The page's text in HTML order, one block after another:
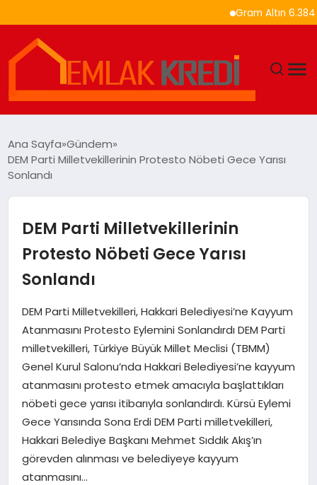
Gram Altın 6.384
EKONOMI
MAGAZIN
SAĞLIK
SIYASET
SPOR
TEKNOLOJI
YAŞAM
Ana Sayfa Gündem
DEM Parti Milletvekillerinin Protesto Nöbeti Gece Yarısı
Sonlandı
DEM Parti Milletvekillerinin
Protesto Nöbeti Gece Yarısı
Sonlandı
DEM Parti Milletvekilleri, Hakkari Belediyesi’ne Kayyum
Atanmasını Protesto Eylemini Sonlandırdı DEM Parti
milletvekilleri, Türkiye Büyük Millet Meclisi (TBMM)
Genel Kurul Salonu’nda Hakkari Belediyesi’ne kayyum
atanmasını protesto etmek amacıyla başlattıkları
nöbeti gece yarısı itibarıyla sonlandırdı. Kürsü Eylemi
Gece Yarısında Sona Erdi DEM Parti milletvekilleri,
Hakkari Belediye Başkanı Mehmet Sıddık Akış’ın
görevden alınması ve belediyeye kayyum
atanmasını…